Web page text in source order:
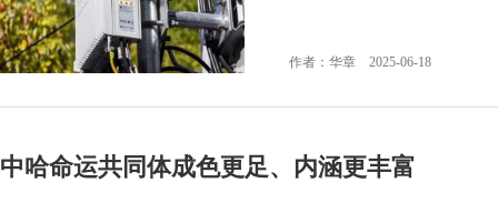
作者：华章 2025-06-18
中哈命运共同体成色更足、内涵更丰富